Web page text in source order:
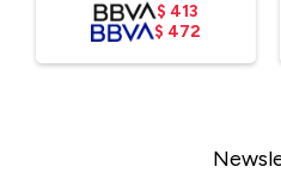
$ 413
$ 472